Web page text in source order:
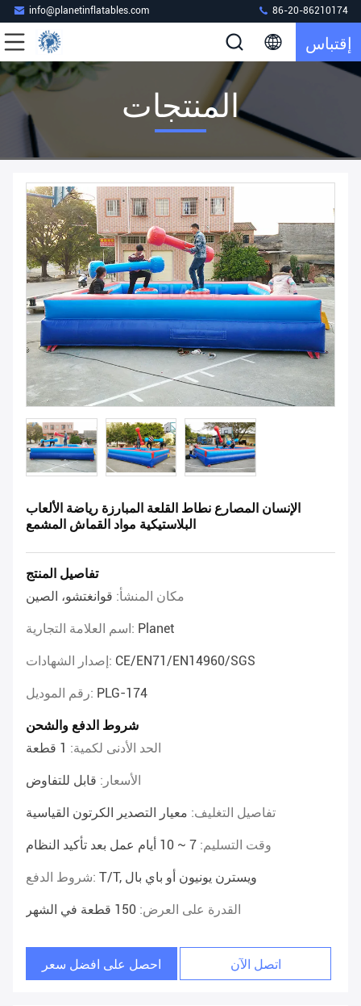
info@planetinflatables.com 86-20-86210174
إقتباس
المنتجات
الإنسان المصارع نطاط القلعة المبارزة رياضة الألعاب
البلاستيكية مواد القماش المشمع
تفاصيل المنتج
مكان المنشأ: قوانغتشو، الصين
اسم العلامة التجارية: Planet
إصدار الشهادات: CE/EN71/EN14960/SGS
رقم الموديل: PLG-174
شروط الدفع والشحن
الحد الأدنى لكمية: 1 قطعة
الأسعار: قابل للتفاوض
تفاصيل التغليف: معيار التصدير الكرتون القياسية
وقت التسليم: 7 ~ 10 أيام عمل بعد تأكيد النظام
شروط الدفع: T/T, ويسترن يونيون أو باي بال
القدرة على العرض: 150 قطعة في الشهر
احصل على افضل سعر اتصل الآن